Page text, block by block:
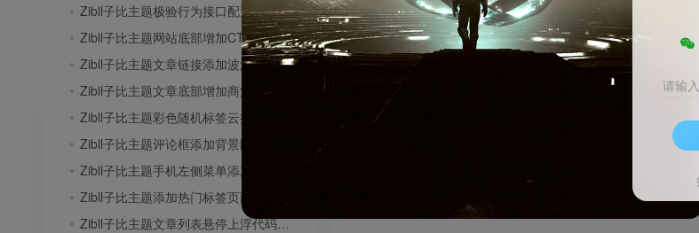
在开始配置之前，需要先确认以下几点：
无需修改主题文件
：两种方法均通过插件或主题
操作入口
「插件」→「安
：WordPress 后台 →
「Zibll子比主
JavaScript代码」
Zibll子比主题极验行为接口配置教程
Zibll子比主题网站底部增加CTRL+D收藏按钮教程
Zibll子比主题文章链接添加波浪效果教程
Zibll子比主题文章底部增加商业版权声明教程
Zibll子比主题彩色随机标签云按钮美化教程
Zibll子比主题评论框添加背景图片教程
Zibll子比主题手机左侧菜单添加背景图片教程
Zibll子比主题添加热门标签页面教程
Zibll子比主题文章列表悬停上浮代码教程
请输